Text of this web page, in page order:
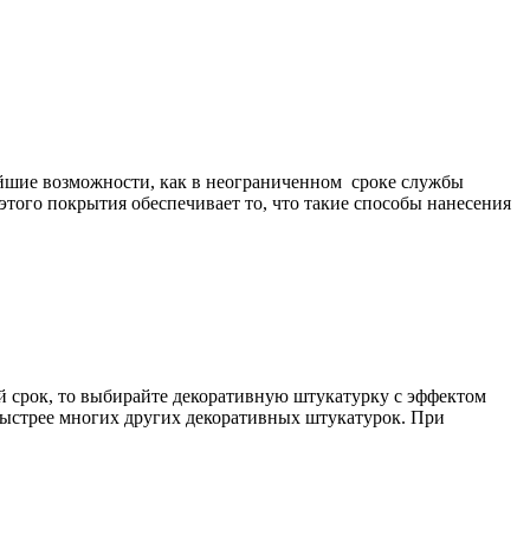
возможности, как в неограниченном сроке службы
покрытия обеспечивает то, что такие способы нанесения
то выбирайте декоративную штукатурку с эффектом
многих других декоративных штукатурок. При